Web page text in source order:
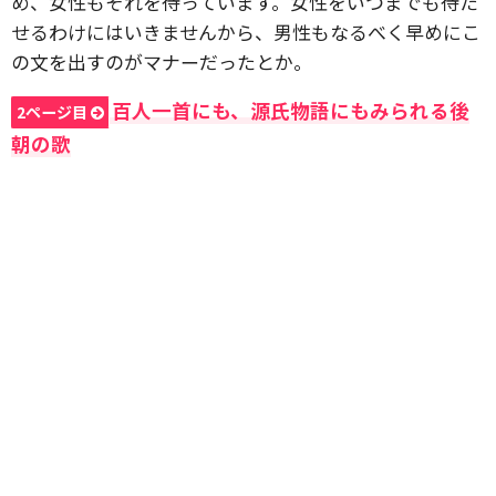
せるわけにはいきませんから、男性もなるべく早めにこ
の文を出すのがマナーだったとか。
2ページ目
百人一首にも、源氏物語にもみられる後
朝の歌